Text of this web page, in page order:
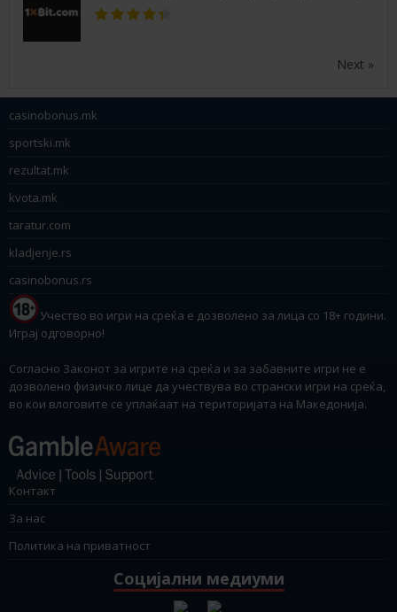
Next »
casinobonus.mk
sportski.mk
rezultat.mk
kvota.mk
taratur.com
kladjenje.rs
casinobonus.rs
Учество во игри на среќа е дозволено за лица со 18+ години.
Играј одговорно!
Согласно Законот за игрите на среќа и за забавните игри не е
дозволено физичко лице да учествува во странски игри на среќа,
во кои влоговите се уплаќаат на територијата на Македонија.
Контакт
За нас
Политика на приватност
Социјални медиуми